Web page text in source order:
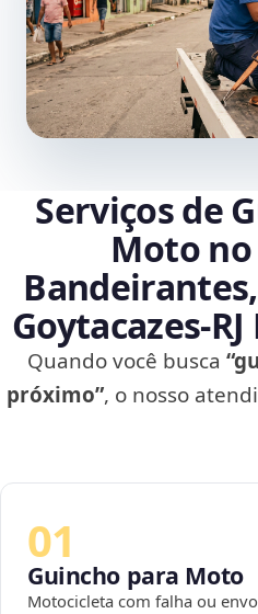
Serviços de
Moto
Quando você busca
próximo”, o nosso
01
Guincho para Moto
Motocicleta com falha ou